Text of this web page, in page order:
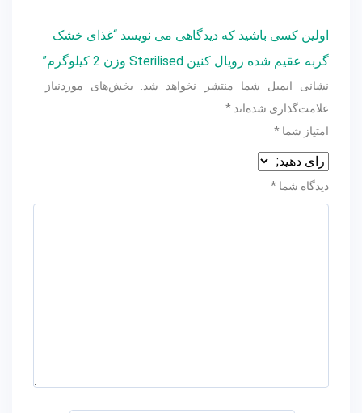
اولین کسی باشید که دیدگاهی می نویسد “غذای خشک
گربه عقیم شده رویال کنین Sterilised وزن 2 کیلوگرم”
نشانی ایمیل شما منتشر نخواهد شد.
بخش‌های موردنیاز
علامت‌گذاری شده‌اند *
امتیاز شما *
دیدگاه شما *